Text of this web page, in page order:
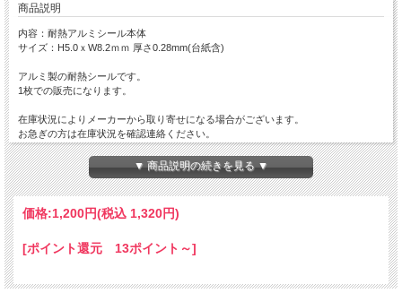
商品説明
内容：耐熱アルミシール本体
サイズ：H5.0ｘW8.2ｍｍ 厚さ0.28mm(台紙含)
アルミ製の耐熱シールです。
1枚での販売になります。
在庫状況によりメーカーから取り寄せになる場合がございます。
お急ぎの方は在庫状況を確認連絡ください。
ご使用のPC、スマートホンのディスプレイの性質上、商品の色味等、的確に表現
されない場合がございます。▼ 商品説明の続きを見る ▼
価格:1,200円(税込 1,320円)
[ポイント還元 13ポイント～]